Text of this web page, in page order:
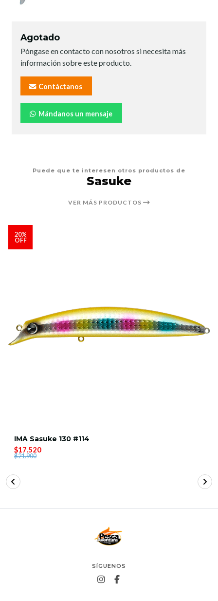
Agotado
Póngase en contacto con nosotros si necesita más
información sobre este producto.
Contáctanos
Mándanos un mensaje
Puede que te interesen otros productos de
Sasuke
VER MÁS PRODUCTOS
20%
OFF
IMA Sasuke 130 #114
$17.520
$21.900
SÍGUENOS